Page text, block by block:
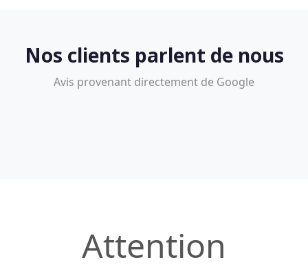
Nos clients parlent de nous
Avis provenant directement de Google
Attention